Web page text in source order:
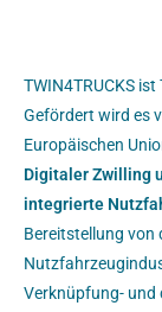
TWIN4TRUCKS
Gefördert wird es
Europäischen
Digitaler Zwilling
integrierte
Bereitstellung von
Verknüpfung- und